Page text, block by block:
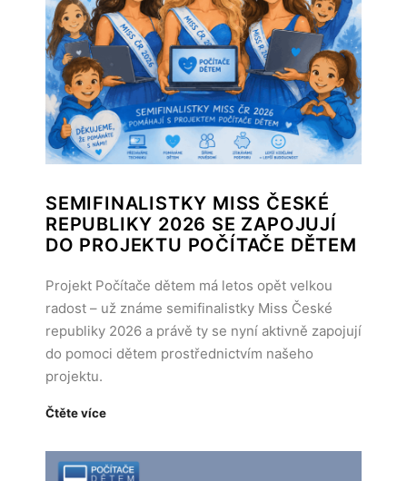
SEMIFINALISTKY MISS ČESKÉ
REPUBLIKY 2026 SE ZAPOJUJÍ
DO PROJEKTU POČÍTAČE DĚTEM
Projekt Počítače dětem má letos opět velkou
radost – už známe semifinalistky Miss České
republiky 2026 a právě ty se nyní aktivně zapojují
do pomoci dětem prostřednictvím našeho
projektu.
Čtěte více